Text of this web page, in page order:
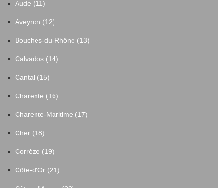
Aude (11)
Aveyron (12)
Bouches-du-Rhône (13)
Calvados (14)
Cantal (15)
Charente (16)
Charente-Maritime (17)
Cher (18)
Corrèze (19)
Côte-d'Or (21)